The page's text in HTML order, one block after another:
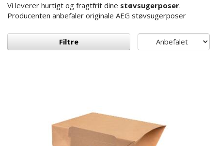
Vi leverer hurtigt og fragtfrit dine støvsugerposer.
Producenten anbefaler originale AEG støvsugerposer
Filtre